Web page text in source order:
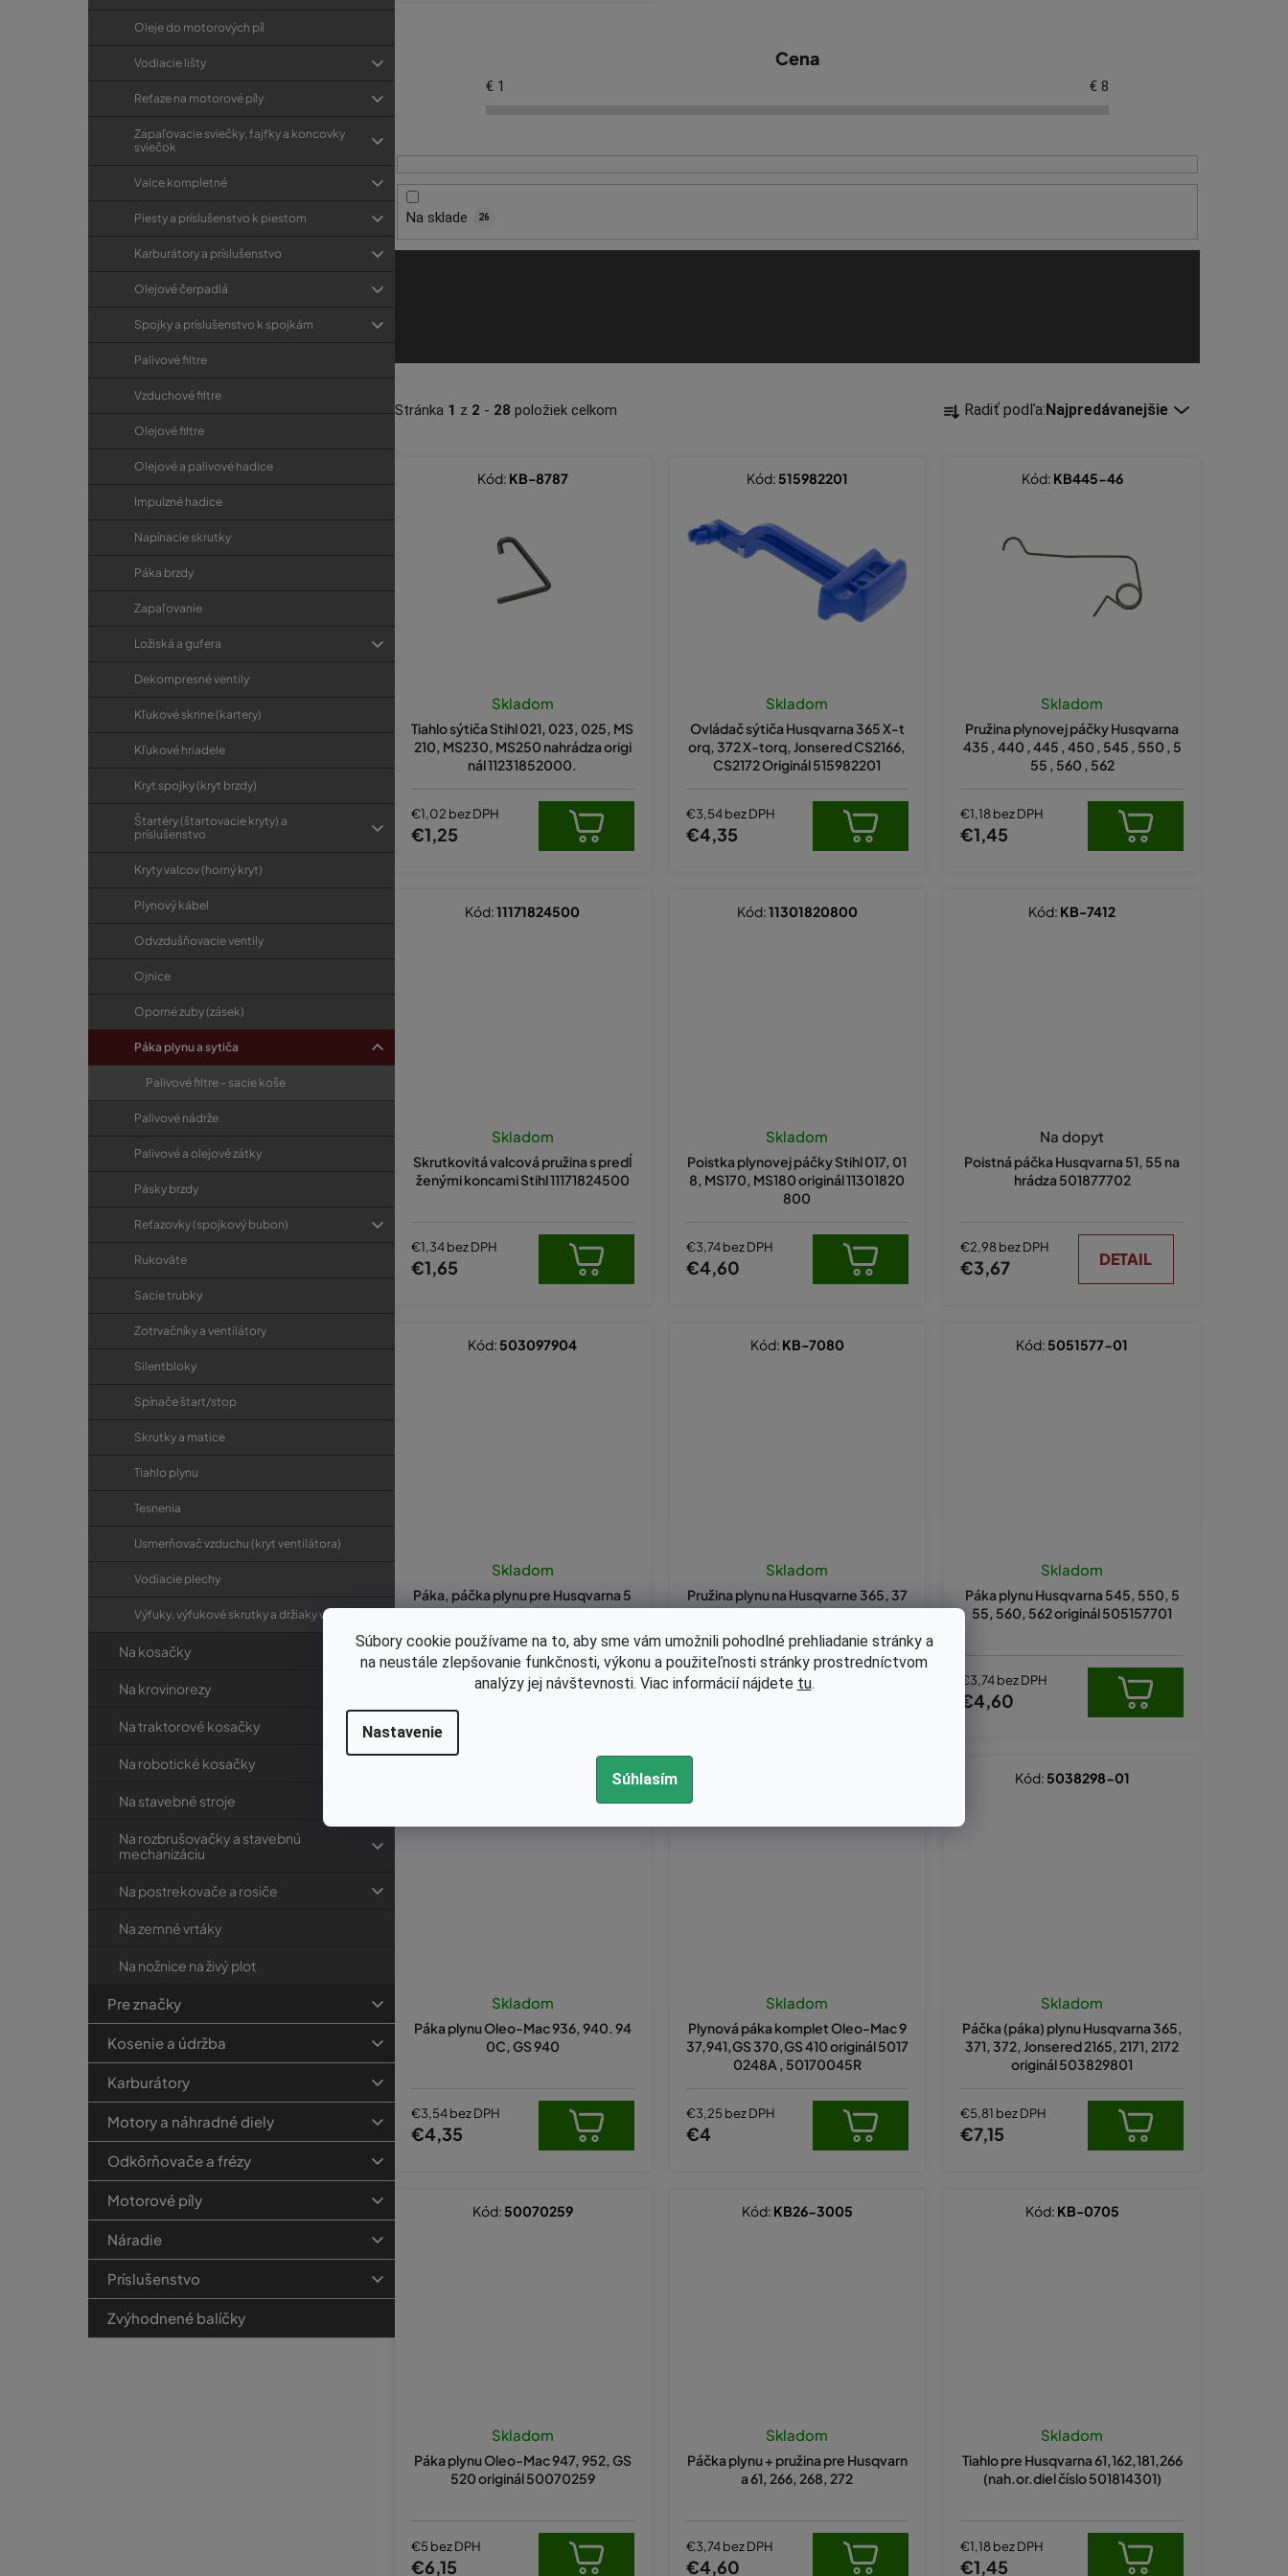
Súbory cookie používame na to, aby sme vám umožnili pohodlné prehliadanie stránky a
na neustále zlepšovanie funkčnosti, výkonu a použiteľnosti stránky prostredníctvom
analýzy jej návštevnosti. Viac informácií nájdete tu.
Nastavenie
Súhlasím
Oleje do motorových píl
Vodiacie lišty
Reťaze na motorové píly
Zapaľovacie sviečky, fajfky a koncovky
sviečok
Valce kompletné
Piesty a príslušenstvo k piestom
Karburátory a príslušenstvo
Olejové čerpadlá
Spojky a príslušenstvo k spojkám
Palivové filtre
Vzduchové filtre
Olejové filtre
Olejové a palivové hadice
Impulzné hadice
Napínacie skrutky
Páka brzdy
Zapaľovanie
Ložiská a gufera
Dekompresné ventily
Kľukové skrine (kartery)
Kľukové hriadele
Kryt spojky (kryt brzdy)
Štartéry (štartovacie kryty) a
príslušenstvo
Kryty valcov (horný kryt)
Plynový kábel
Odvzdušňovacie ventily
Ojnice
Oporné zuby (zásek)
Páka plynu a sytiča
Palivové filtre - sacie koše
Palivové nádrže
Palivové a olejové zátky
Pásky brzdy
Reťazovky (spojkový bubon)
Rukoväte
Sacie trubky
Zotrvačníky a ventilátory
Silentbloky
Spínače štart/stop
Skrutky a matice
Tiahlo plynu
Tesnenia
Usmerňovač vzduchu (kryt ventilátora)
Vodiacie plechy
Výfuky, výfukové skrutky a držiaky výfukov
Na kosačky
Na krovinorezy
Na traktorové kosačky
Na robotické kosačky
Na stavebné stroje
Na rozbrušovačky a stavebnú
mechanizáciu
Na postrekovače a rosiče
Na zemné vrtáky
Na nožnice na živý plot
Pre značky
Kosenie a údržba
Karburátory
Motory a náhradné diely
Odkôrňovače a frézy
Motorové píly
Náradie
Príslušenstvo
Zvýhodnené balíčky
Stránka 1 z 2 - 28 položiek celkom
R
a Radiť podľa:Najpredávanejšie
Cena
€ 1 € 8
Na sklade 26
s
p
o
d
o
Tiahlo sýtiča Stihl 021, 023, 025, MS
210, MS230, MS250 nahrádza origi
nál 11231852000.
Skladom
€1,02 bez DPH
€1,25
Kód: KB-8787
Ovládač sýtiča Husqvarna 365 X-t
orq, 372 X-torq, Jonsered CS2166,
CS2172 Originál 515982201
Skladom
€3,54 bez DPH
€4,35
Kód: 515982201
Pružina plynovej páčky Husqvarna
435 , 440 , 445 , 450 , 545 , 550 , 5
55 , 560 , 562
Skladom
€1,18 bez DPH
€1,45
Kód: KB445-46
Skrutkovitá valcová pružina s predĺ
ženými koncami Stihl 11171824500
Skladom
€1,34 bez DPH
€1,65
Kód:11171824500
Poistka plynovej páčky Stihl 017, 01
8, MS170, MS180 originál 11301820
800
Skladom
€3,74 bez DPH
€4,60
Kód:11301820800
Poistná páčka Husqvarna 51, 55 na
hrádza 501877702
Na dopyt
€2,98 bez DPH
€3,67 DETAIL
Kód: KB-7412
Páka, páčka plynu pre Husqvarna 5
5, 254, 257 originál 503097904
Skladom
€6,18 bez DPH
Kód: 503097904
Pružina plynu na Husqvarne 365, 37
2XP nahrádza originál 503736401
Skladom
€1,02 bez DPH
Kód: KB-7080
Páka plynu Husqvarna 545, 550, 5
55, 560, 562 originál 505157701
Skladom
€3,74 bez DPH
€4,60
Kód: 5051577-01
Páka plynu Oleo-Mac 936, 940. 94
0C, GS 940
Skladom
€3,54 bez DPH
€4,35
Plynová páka komplet Oleo-Mac 9
37,941,GS 370,GS 410 originál 5017
0248A , 50170045R
Skladom
€3,25 bez DPH
€4
Páčka (páka) plynu Husqvarna 365,
371, 372, Jonsered 2165, 2171, 2172
originál 503829801
Skladom
€5,81 bez DPH
€7,15
Kód: 5038298-01
Páka plynu Oleo-Mac 947, 952, GS
520 originál 50070259
hodnotenie
produktu
je
5,0
hviezdičiek.
Skladom
€5 bez DPH
€6,15
Kód: 50070259
Páčka plynu + pružina pre Husqvarn
a 61, 266, 268, 272
Skladom
€3,74 bez DPH
€4,60
Kód: KB26-3005
Tiahlo pre Husqvarna 61,162,181,266
(nah.or.diel číslo 501814301)
Skladom
€1,18 bez DPH
€1,45
Kód: KB-0705